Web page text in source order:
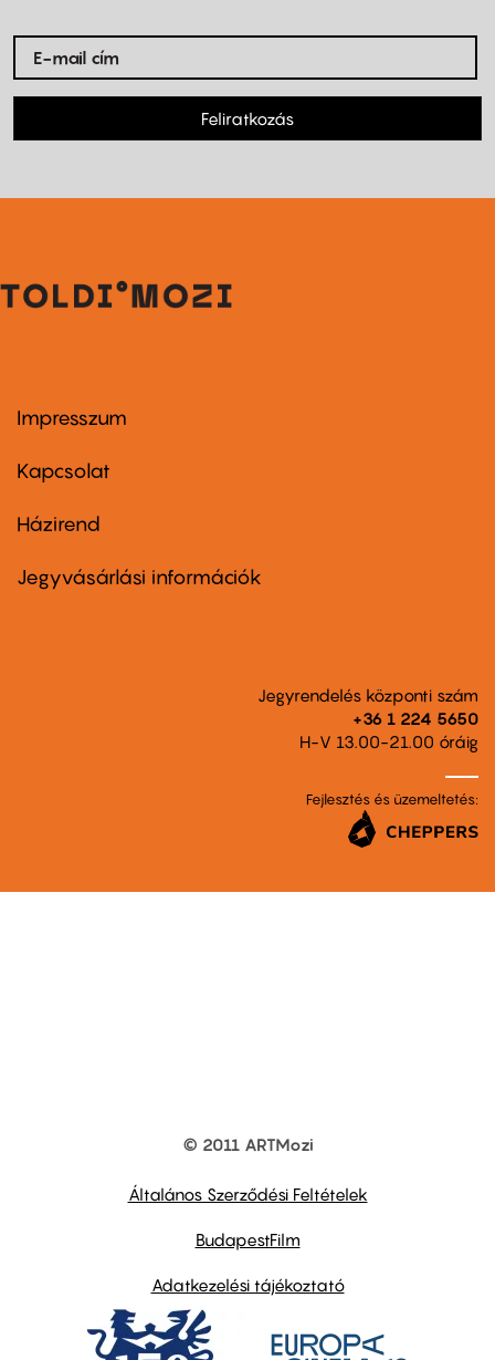
Feliratkozás
Footer
first
Impresszum
Kapcsolat
Footer
second
Házirend
Jegyvásárlási információk
Jegyrendelés központi szám
+36 1 224 5650
H-V 13.00-21.00 óráig
Fejlesztés és üzemeltetés:
© 2011 ARTMozi
Általános Szerződési Feltételek
BudapestFilm
Adatkezelési tájékoztató